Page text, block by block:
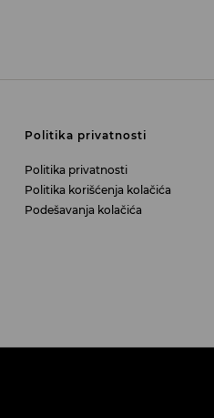
Politika privatnosti
Politika privatnosti
Politika korišćenja kolačića
Podešavanja kolačića